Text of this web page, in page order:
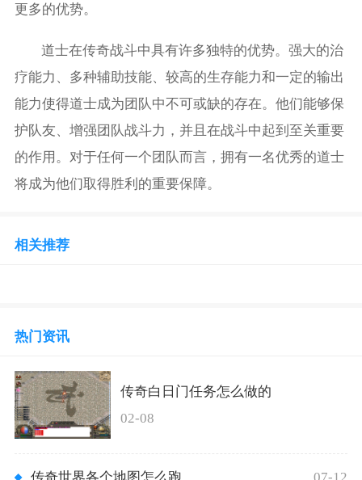
更多的优势。
道士在传奇战斗中具有许多独特的优势。强大的治
疗能力、多种辅助技能、较高的生存能力和一定的输出
能力使得道士成为团队中不可或缺的存在。他们能够保
护队友、增强团队战斗力，并且在战斗中起到至关重要
的作用。对于任何一个团队而言，拥有一名优秀的道士
将成为他们取得胜利的重要保障。
相关推荐
热门资讯
传奇白日门任务怎么做的
02-08